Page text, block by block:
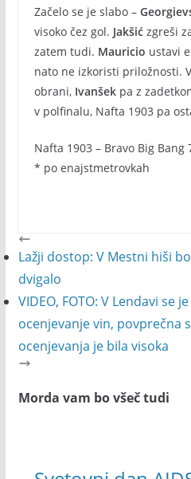
Začelo se je slabo –
visoko čez gol. Jakšićzgreši
zatem tudi. Mauricio ustavi
nato ne izkoristi priložnosti.
obrani, Ivanšekpa z
v polfinalu, Nafta 1903 pa
Nafta 1903 – Bravo Big Bang
* po enajstmetrovkah
Lažji dostop: V Mestni hiši
dvigalo
VIDEO, FOTO: V Lendavi se
ocenjevanje vin, povprečna
ocenjevanja je bila visoka
Morda vam bo všeč tudi